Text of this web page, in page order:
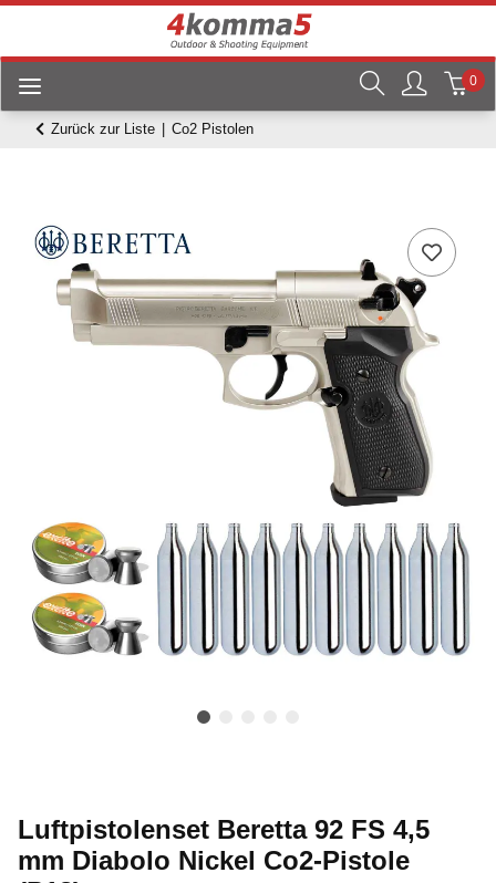
0
Zurück zur Liste Co2 Pistolen
Luftpistolenset Beretta 92 FS 4,5
mm Diabolo Nickel Co2-Pistole